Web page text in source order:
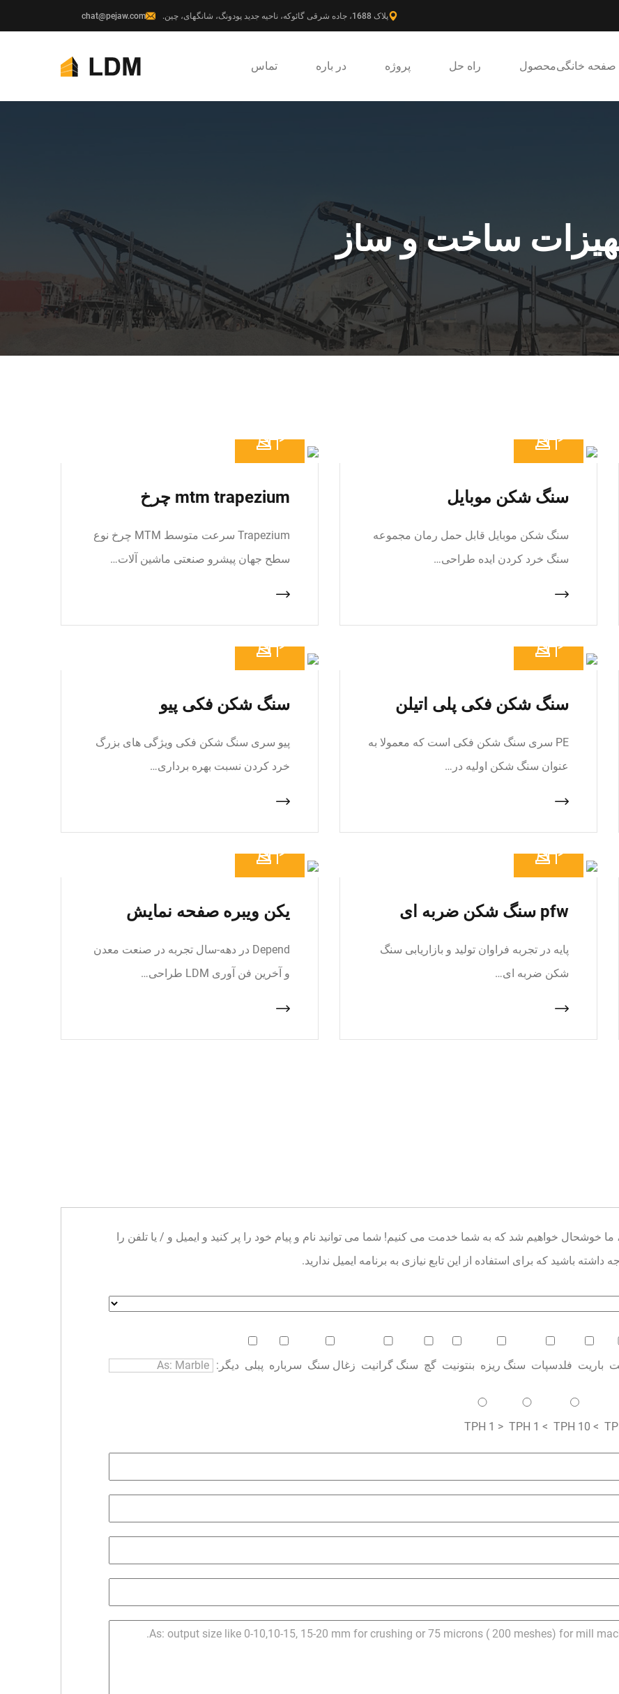
پلاک 1688، جاده شرقی گائوکه، ناحیه جدید پودونگ، شانگهای، چین. chat@pejaw.com
صفحه خانگیمحصول راه حل پروژه در باره تماس
ساخت و ساز
سنگ شکن موبایل
سنگ شکن موبایل قابل حمل رمان مجموعه
سنگ خرد کردن ایده طراحی…
mtm trapezium چرخ
Trapezium سرعت متوسط MTM چرخ نوع
سطح جهان پیشرو صنعتی ماشین آلات…
سنگ شکن فکی پلی اتیلن
PE سری سنگ شکن فکی است که معمولا به
عنوان سنگ شکن اولیه در…
سنگ شکن فکی پیو
پیو سری سنگ شکن فکی ویژگی های بزرگ
خرد کردن نسبت بهره برداری…
pfw سنگ شکن ضربه ای
پایه در تجربه فراوان تولید و بازاریابی سنگ
شکن ضربه ای…
یکن ویبره صفحه نمایش
Depend در دهه-سال تجربه در صنعت معدن
و آخرین فن آوری LDM طراحی…
خوش آمدید به پایگاه تولید تجهیزات معدن CNcrusher، ما خوشحال خواهیم شد که به شما خدمت می کنیم! شما می توانید نام و پیام خود را پر کنید و ایمیل و / یا تلفن را
باشید که برای استفاده از این تابع نیازی به برنامه ایمیل ندارید.
باریت فلدسپات سنگ ریزه بنتونیت گچ سنگ گرانیت زغال سنگ سرباره پبلی دیگر:
> 10 TPH
> 1 TPH
< 1 TPH